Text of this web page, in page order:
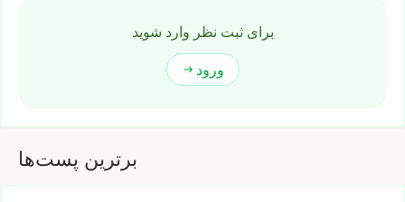
برای ثبت نظر وارد شوید
ورود
برترین پست‌ها